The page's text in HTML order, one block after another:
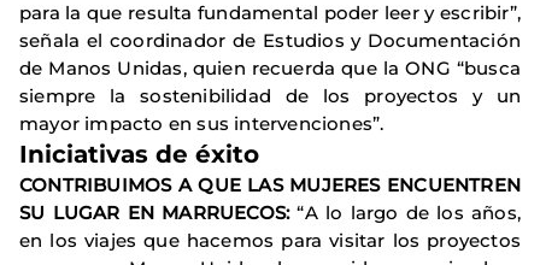
para la que resulta fundamental poder leer y escribir”,
señala el coordinador de Estudios y Documentación
de Manos Unidas, quien recuerda que la ONG “busca
siempre la sostenibilidad de los proyectos y un
mayor impacto en sus intervenciones”.
Iniciativas de éxito
CONTRIBUIMOS A QUE LAS MUJERES ENCUENTREN
SU LUGAR EN MARRUECOS: “A lo largo de los años,
en los viajes que hacemos para visitar los proyectos